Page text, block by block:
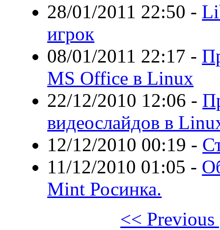
28/01/2011 22:50 -
игрок
08/01/2011 22:17 -
MS Office в Linux
22/12/2010 12:06 -
видеослайдов в
12/12/2010 00:19 -
11/12/2010 01:05 -
Mint Росинка.
<< Previous